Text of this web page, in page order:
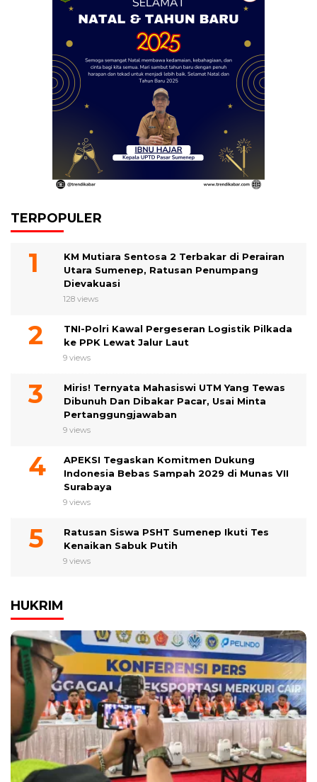
TERPOPULER
KM Mutiara Sentosa 2 Terbakar di Perairan
Utara Sumenep, Ratusan Penumpang
Dievakuasi
128 views
TNI-Polri Kawal Pergeseran Logistik Pilkada
ke PPK Lewat Jalur Laut
9 views
Miris! Ternyata Mahasiswi UTM Yang Tewas
Dibunuh Dan Dibakar Pacar, Usai Minta
Pertanggungjawaban
9 views
APEKSI Tegaskan Komitmen Dukung
Indonesia Bebas Sampah 2029 di Munas VII
Surabaya
9 views
Ratusan Siswa PSHT Sumenep Ikuti Tes
Kenaikan Sabuk Putih
9 views
HUKRIM